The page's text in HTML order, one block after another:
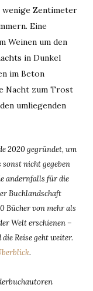
wenige Zentimeter
Eine
Weinen um den
in Dunkel
im Beton
Nacht zum Trost
umliegenden
2020 gegründet, um
nicht gegeben
andernfalls für die
Buchlandschaft
Bücher von mehr als
Welt erschienen –
Reise geht weiter.
.